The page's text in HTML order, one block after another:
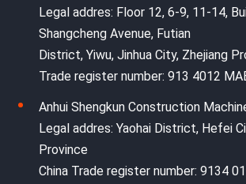
Legal addres: Floor 12, 6-9, 11-14,
Shangcheng Avenue, Futian
District, Yiwu, Jinhua City, Zhejiang
Trade register number: 913 4012
Anhui Shengkun Construction
Legal addres: Yaohai District, Hefei
Province
China Trade register number: 9134